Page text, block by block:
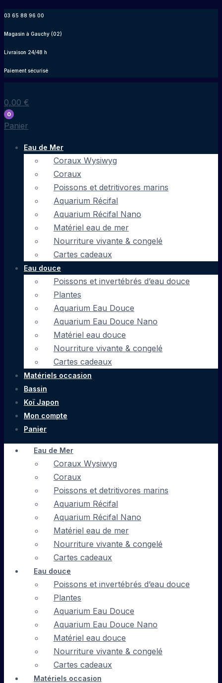
contenu
03 65 88 96 00
Magasin à Gauchy (02)
Livraison 24/48 h
Paiement sécurisé
0,00 €
0
Panier
Eau de Mer
Coraux Wysiwyg
Coraux
Poissons et detritivores marins
Aquarium Récifal
Aquarium Récifal Nano
Matériel eau de mer
Nourriture vivante & congelé
Cartes cadeaux
Eau douce
Poissons et invertébrés d’eau douce
Plantes
Aquarium Eau Douce
Aquarium Eau Douce Nano
Matériel eau douce
Nourriture vivante & congelé
Cartes cadeaux
Matériels occasion
Bassin
Koï Japon
Mon compte
Panier
Eau de Mer
Coraux Wysiwyg
Coraux
Poissons et detritivores marins
Aquarium Récifal
Aquarium Récifal Nano
Matériel eau de mer
Nourriture vivante & congelé
Cartes cadeaux
Eau douce
Poissons et invertébrés d’eau douce
Plantes
Aquarium Eau Douce
Aquarium Eau Douce Nano
Matériel eau douce
Nourriture vivante & congelé
Cartes cadeaux
Matériels occasion